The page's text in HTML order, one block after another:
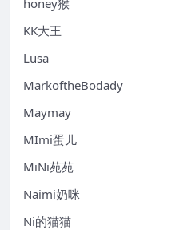
KK大王
Lusa
MarkoftheBodady
Maymay
MImi蛋儿
MiNi苑苑
Naimi奶咪
Ni的猫猫